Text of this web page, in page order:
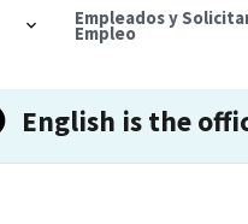
Empleados y
Empleo
English is the